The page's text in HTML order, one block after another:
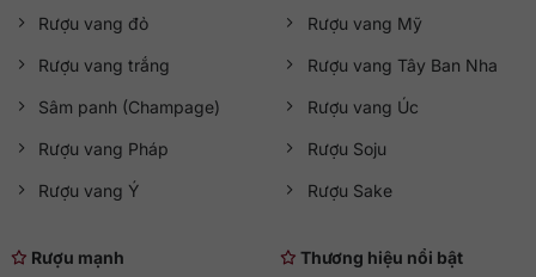
Rượu vang đỏ
Rượu vang trắng
Sâm panh (Champage)
Rượu vang Pháp
Rượu vang Ý
Rượu vang Mỹ
Rượu vang Tây Ban Nha
Rượu vang Úc
Rượu Soju
Rượu Sake
Rượu mạnh
Thương hiệu nổi bật